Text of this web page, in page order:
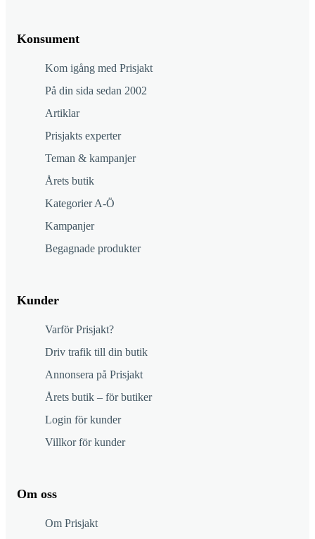
Konsument
Kom igång med Prisjakt
På din sida sedan 2002
Artiklar
Prisjakts experter
Teman & kampanjer
Årets butik
Kategorier A-Ö
Kampanjer
Begagnade produkter
Kunder
Varför Prisjakt?
Driv trafik till din butik
Annonsera på Prisjakt
Årets butik – för butiker
Login för kunder
Villkor för kunder
Om oss
Om Prisjakt